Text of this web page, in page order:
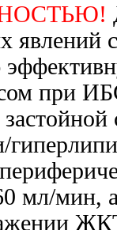
явлений
при
мл/мин,